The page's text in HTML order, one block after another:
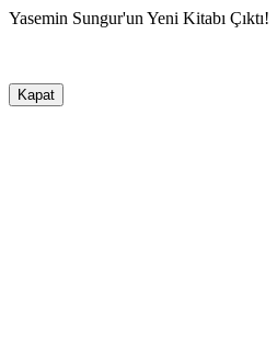
Yasemin Sungur'un Yeni Kitabı Çıktı!
Kapat